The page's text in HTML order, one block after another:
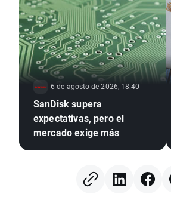
6 de agosto de 2026, 18:40
SanDisk supera
expectativas, pero el
mercado exige más